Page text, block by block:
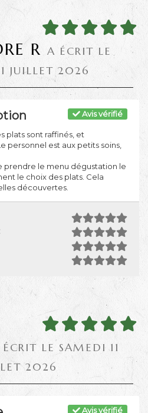
R A ÉCRIT LE
JUILLET 2026
Avis vérifié
plats sont raffinés, et
personnel est aux petits soins,
prendre le menu dégustation le
le choix des plats. Cela
découvertes.
LE SAMEDI 11
2026
Avis vérifié